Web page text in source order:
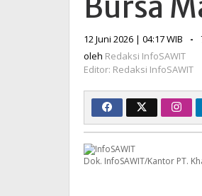
12 Juni 2026 | 04:17 WIB -
oleh Redaksi InfoSAWIT
Editor: Redaksi InfoSAWIT
Dok. InfoSAWIT/Kantor PT.